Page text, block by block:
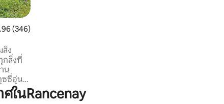
นเฉลี่ย 4.96 จาก 5, 346 รีวิว
(346)
สิ่ง
กสิ่งที่
น
ซซี่อุ่น
ย่าง
งบ มีนRancenay